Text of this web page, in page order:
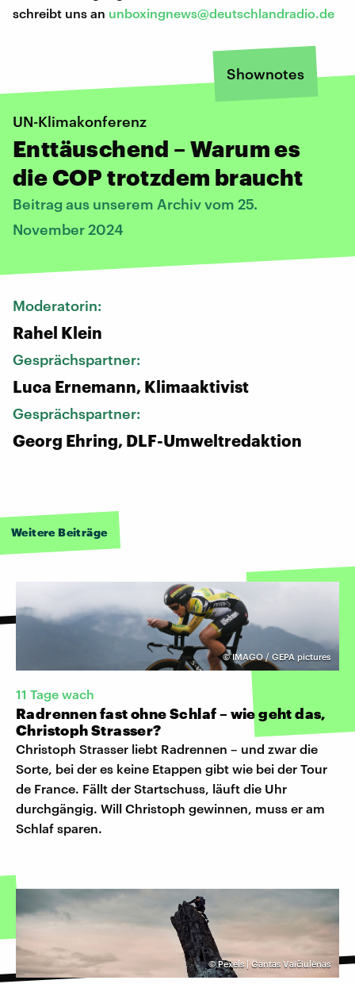
schreibt uns an unboxingnews@deutschlandradio.de
Shownotes
UN-Klimakonferenz
Enttäuschend – Warum es
die COP trotzdem braucht
Beitrag aus unserem Archiv vom 25.
November 2024
Moderatorin:
Rahel Klein
Gesprächspartner:
Luca Ernemann, Klimaaktivist
Gesprächspartner:
Georg Ehring, DLF-Umweltredaktion
Weitere Beiträge
©IMAGO / GEPA pictures
11 Tage wach
Radrennen fast ohne Schlaf – wie geht das,
Christoph Strasser?
Christoph Strasser liebt Radrennen – und zwar die
Sorte, bei der es keine Etappen gibt wie bei der Tour
de France. Fällt der Startschuss, läuft die Uhr
durchgängig. Will Christoph gewinnen, muss er am
Schlaf sparen.
©Pexels | Gantas Vaičiulėnas